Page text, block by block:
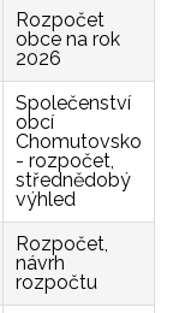
Rozpočet
obce na rok
2026
Společenství
obcí
Chomutovsko
- rozpočet,
střednědobý
výhled
Rozpočet,
návrh
rozpočtu